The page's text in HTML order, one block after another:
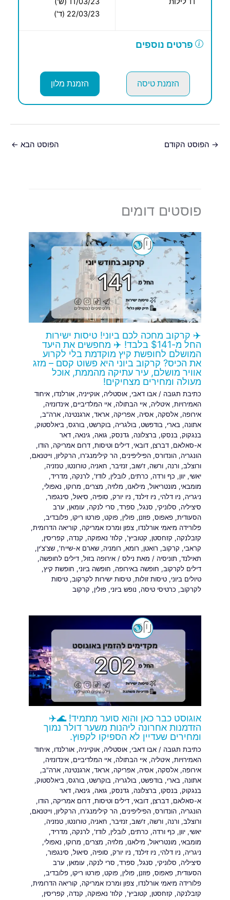
22/03/23 (ד')
פרטים נוספים
הזמנת טיסה הזמנת מלון
→ הפוסט הקודם הפוסט הבא ←
פוסטים דומים
✈️ קרקוב מחכה לכם ביוני! טיסות ישירות
החל מ-$141 בלבד! ✈️ מחפשים את היעד
המושלם לחופשת קיץ מוקדמת בלי לקרוע
את הכיס? קרקוב ביוני היא פשוט קסם – מזג
אוויר מושלם, עיר עתיקה מהממת, אוכל
מעולה ומחירים מצחיקים!
כתיבת תגובה /אבו דאבי,אוסטליה,אוקייניה,אורלנדו,איחוד
האמירויות,איטליה,איי הבתולה,איי המלדיביים,אינדונזיה,
אירופה,אלסקה,אסיה,אפריקה,אראד,ארגנטינה,ארה"ב,
אתונה,בארי,בודפשט,בולגריה,בוקרשט,בורגס,ביאלסטוק,
בנגקוק,בנסקו,ברצלונה, גדנסק, גואה, גינאה,דאר
א-סאלאם,דברצן,דובאי,דילים וטיסות,דרום אמריקה,הודו,
הונגריה,הונדורס,הפיליפינים,הר קילימנג'רו,הרקליון,וייטנאם,
ורוצלב,ורנה,ורשה,ז'שוב,זנזיבר, חאניה,טורונטו,טנזניה,
יאשי,יוון, כף ורדה, כרתים,לובלין,לודז',לרנקה, מדריד,
מומבאי, מונטריאול, מילאנו, מלזיה, מצרים, מרוקו, נאפולי,
ניגריה, ניו דלהי, ניו זילנד, ניו יורק, סופיה, סיאול, סינגפור,
סיציליה, סלוניקי, סנגל, ספרד, סרי לנקה, עומאן, ערב
הסעודית,פאפוס,פוזנן,פולין,פוקט,פורטו ריקו,פלובדיב,
פלורידה מיאמי אורלנדו,צפון ומרכז אמריקה, קוריאה הדרומית,
קזבלנקה, קזחסטן, קטוביץ', קלוז' נאפוקה, קנדה, קפריסין,
קראבי, קרקוב, רואטן, רומא, רומניה,שארם א-שייח',שצ'צ'ין,
תאילנד, תוניסיה / מאת נילס/אירופה בזול,דילים לחופשה,
דילים לקרקוב, חופשה באירופה, חופשה ביוני, חופשת קיץ,
טיולים ביוני,טיסות זולות,טיסות ישירות לקרקוב,טיסות
לקרקוב, כרטיסי טיסה, נופש ביוני,פולין, קרקוב
אוגוסט כבר כאן והוא סוער מתמיד! 🌊✈️
הזדמנות אחרונה ליהנות משער דולר נמוך
ומחירים שעדיין לא הספיקו לקפוץ.
כתיבת תגובה /אבו דאבי,אוסטליה,אוקייניה,אורלנדו,איחוד
האמירויות,איטליה,איי הבתולה,איי המלדיביים,אינדונזיה,
אירופה,אלסקה,אסיה,אפריקה,אראד,ארגנטינה,ארה"ב,
אתונה, בארי, בודפשט, בולגריה, בוקרשט, בורגס, ביאלסטוק,
בנגקוק, בנסקו, ברצלונה, גדנסק, גואה, גינאה,דאר
א-סאלאם,דברצן,דובאי,דילים וטיסות,דרום אמריקה,הודו,
הונגריה,הונדורס,הפיליפינים,הר קילימנג'רו,הרקליון,וייטנאם,
ורוצלב,ורנה,ורשה,ז'שוב,זנזיבר, חאניה,טורונטו,טנזניה,
יאשי,יוון, כף ורדה, כרתים,לובלין,לודז',לרנקה, מדריד,
מומבאי, מונטריאול, מילאנו, מלזיה, מצרים, מרוקו, נאפולי,
ניגריה, ניו דלהי, ניו זילנד, ניו יורק, סופיה, סיאול, סינגפור,
סיציליה, סלוניקי, סנגל, ספרד, סרי לנקה, עומאן, ערב
הסעודית,פאפוס,פוזנן,פולין,פוקט,פורטו ריקו,פלובדיב,
פלורידה מיאמי אורלנדו,צפון ומרכז אמריקה, קוריאה הדרומית,
קזבלנקה, קזחסטן, קטוביץ', קלוז' נאפוקה, קנדה, קפריסין,